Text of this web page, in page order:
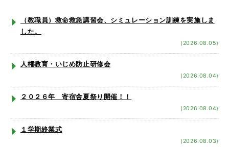
（教職員）救命救急講習会、シミュレーション訓練を実施しま
した。
(2026.08.05)
人権教育・いじめ防止研修会
(2026.08.04)
２０２６年 寄宿舎夏祭り開催！！
(2026.08.04)
１学期終業式
(2026.08.03)